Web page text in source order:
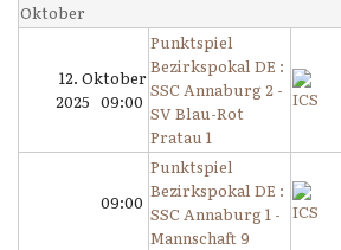
Oktober
12. Oktober
2025 09:00
Punktspiel
Bezirkspokal DE :
SSC Annaburg 2 -
SV Blau-Rot
Pratau 1
09:00
Punktspiel
Bezirkspokal DE :
SSC Annaburg 1 -
Mannschaft 9